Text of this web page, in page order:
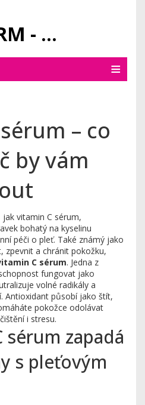
REVIZEDERM - PÉČE O KŮŽI A KOSMETIKA
– co
by vám
jak vitamin C sérum,
bohatý na kyselinu
péči o pleť. Také známý jako
zpevnit a chránit pokožku,
C sérum. Jedna z
fungovat jako
volné radikály a
. Antioxidant působí jako štít,
pokožce odolávat
i stresu.
sérum zapadá
s pleťovým